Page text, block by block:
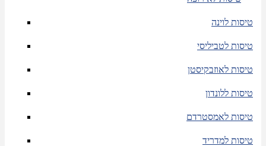
טיסות לוינה
טיסות לטביליסי
טיסות לאוזבקיסטן
טיסות ללונדון
טיסות לאמסטרדם
טיסות למדריד